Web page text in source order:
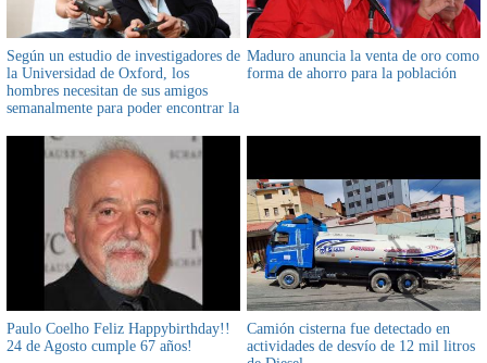
Según un estudio de investigadores de
la Universidad de Oxford, los
hombres necesitan de sus amigos
semanalmente para poder encontrar la
como familiar y profesional
Maduro anuncia la venta de oro como
forma de ahorro para la población
Paulo Coelho Feliz Happybirthday!!
24 de Agosto cumple 67 años!
Camión cisterna fue detectado en
actividades de desvío de 12 mil litros